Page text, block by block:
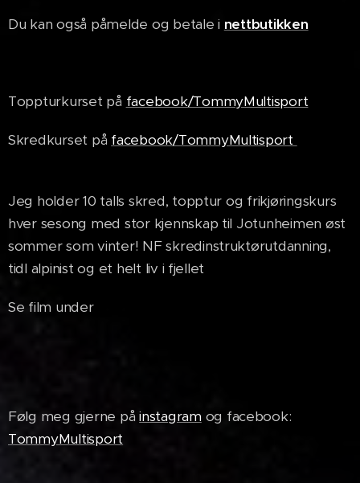
Du kan også påmelde og betale i nettbutikken
Toppturkurset på facebook/TommyMultisport
Skredkurset på facebook/TommyMultisport
Jeg holder 10 talls skred, topptur og frikjøringskurs
hver sesong med stor kjennskap til Jotunheimen øst
sommer som vinter! NF skredinstruktørutdanning,
tidl alpinist og et helt liv i fjellet
Se film under
Følg meg gjerne påinstagram og facebook:
TommyMultisport